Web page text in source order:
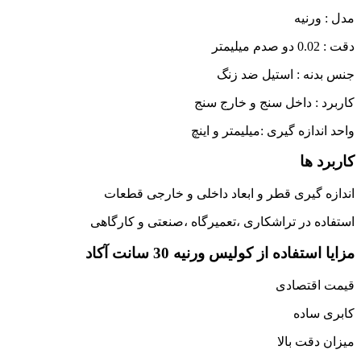
مدل : ورنیه
دقت : 0.02 دو صدم میلیمتر
جنس بدنه : استیل ضد زنگ
کاربرد : داخل سنج و خارج سنج
واحد اندازه گیری :میلیمتر و اینچ
کاربرد ها
اندازه گیری قطر و ابعاد داخلی و خارجی قطعات
استفاده در تراشکاری ،تعمیرگاه ،صنعتی و کارگاهی
مزایا استفاده از کولیس ورنیه 30 سانت آکاد
قیمت اقتصادی
کابری ساده
میزان دقت بالا